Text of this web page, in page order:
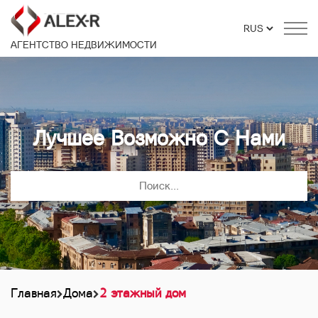
АГЕНТСТВО НЕДВИЖИМОСТИ
Лучшее Возможно С Нами
Главная Дома 2 этажный дом